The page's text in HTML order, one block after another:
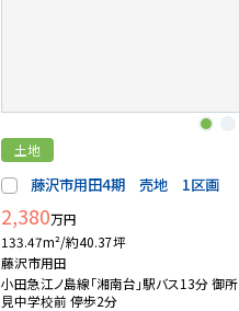
1
藤沢市用田4期 売地 1区画
土地
2,380万円
133.47m²/約40.37坪
藤沢市用田
小田急江ノ島線「湘南台」駅バス13分 御所
見中学校前 停歩2分